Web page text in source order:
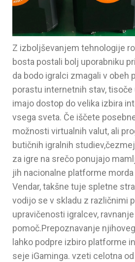
Z izboljševanjem tehnologije
bosta postali bolj uporabniku
da bodo igralci zmagali v obeh
porastu internetnih stav,
imajo dostop do velika izbira
vsega sveta. Če iščete
možnosti virtualnih valut, ali
butičnih igralnih
za igre na srečo ponujajo
jih nacionalne platforme
Vendar, takšne tuje spletne
vodijo se v skladu z različnimi
upravičenosti igralcev,
pomoč.Prepoznavanje
lahko podpre izbiro platforme
seje iGaminga. vzeti celotna